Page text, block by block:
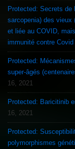
Protected: Secrets de la Super-Longévité: La Frailty
sarcopenia) des vieux
et liée au COVID,
immunité contre
Protected:
super-âgés
16, 2021
Protected: Baricitinib
16, 2021
Protected:
polymorphismes